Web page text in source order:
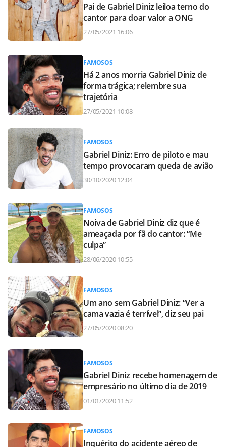
Pai de Gabriel Diniz leiloa terno do
cantor para doar valor a ONG
27/05/2021 16:06
FAMOSOS
Há 2 anos morria Gabriel Diniz de
forma trágica; relembre sua
trajetória
27/05/2021 10:08
FAMOSOS
Gabriel Diniz: Erro de piloto e mau
tempo provocaram queda de avião
30/10/2020 12:04
FAMOSOS
Noiva de Gabriel Diniz diz que é
ameaçada por fã do cantor: “Me
culpa”
28/06/2020 10:55
FAMOSOS
Um ano sem Gabriel Diniz: “Ver a
cama vazia é terrível”, diz seu pai
27/05/2020 08:20
FAMOSOS
Gabriel Diniz recebe homenagem de
empresário no último dia de 2019
01/01/2020 11:52
FAMOSOS
Inquérito do acidente aéreo de